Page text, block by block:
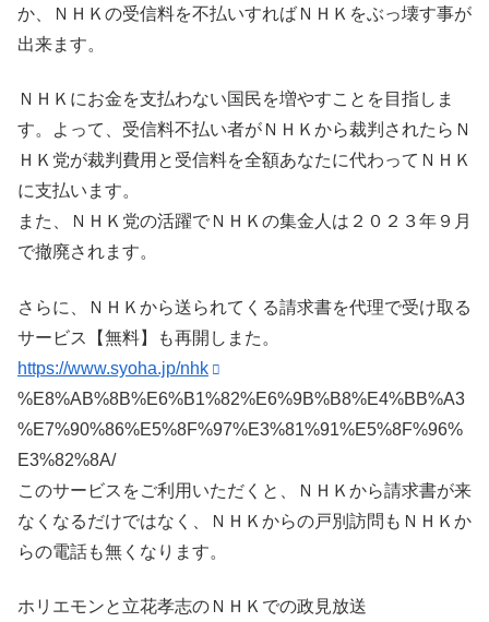
か、ＮＨＫの受信料を不払いすればＮＨＫをぶっ壊す事が
出来ます。
ＮＨＫにお金を支払わない国民を増やすことを目指しま
す。よって、受信料不払い者がＮＨＫから裁判されたらＮ
ＨＫ党が裁判費用と受信料を全額あなたに代わってＮＨＫ
に支払います。
また、ＮＨＫ党の活躍でＮＨＫの集金人は２０２３年９月
で撤廃されます。
さらに、ＮＨＫから送られてくる請求書を代理で受け取る
サービス【無料】も再開しまた。
https://www.syoha.jp/nhk
%E8%AB%8B%E6%B1%82%E6%9B%B8%E4%BB%A3
%E7%90%86%E5%8F%97%E3%81%91%E5%8F%96%
E3%82%8A/
このサービスをご利用いただくと、ＮＨＫから請求書が来
なくなるだけではなく、ＮＨＫからの戸別訪問もＮＨＫか
らの電話も無くなります。
ホリエモンと立花孝志のＮＨＫでの政見放送